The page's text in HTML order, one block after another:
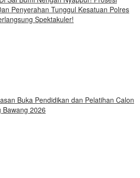
Penyerahan Tunggul Kesatuan Polres
Spektakuler!
Buka Pendidikan dan Pelatihan Calon
Bawang 2026